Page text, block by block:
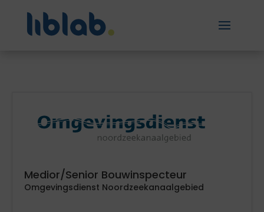
Medior/Senior Bouwinspecteur
Omgevingsdienst Noordzeekanaalgebied